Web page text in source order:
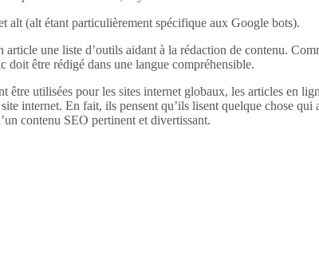
alt (alt étant particulièrement spécifique aux Google bots).
une liste d’outils aidant à la rédaction de contenu.
doit être rédigé dans une langue compréhensible.
être utilisées pour les sites internet globaux, les articles en
internet. En fait, ils pensent qu’ils lisent quelque chose
contenu SEO pertinent et divertissant.